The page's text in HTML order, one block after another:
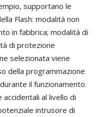
supportano le
Flash: modalità non
in fabbrica; modalità di
di protezione
selezionata viene
della programmazione
il funzionamento.
al livello di
intrusore di